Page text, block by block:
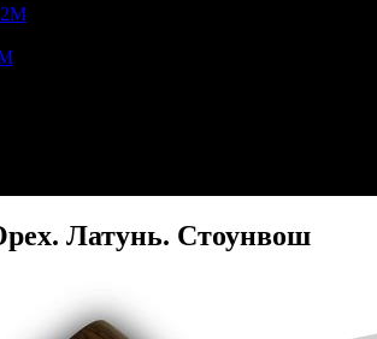
Латунь. Стоунвош